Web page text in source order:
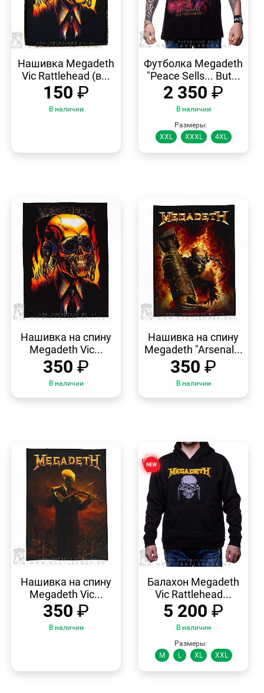
ПРОСМОТР
Нашивка Megadeth
Vic Rattlehead (в...
150 ₽
В наличии
ПРОСМОТР
Футболка Megadeth
"Peace Sells... But...
2 350 ₽
В наличии
Размеры:
XXL
XXXL 4XL
ПРОСМОТР
Нашивка на спину
Megadeth Vic...
350 ₽
В наличии
ПРОСМОТР
Нашивка на спину
Megadeth "Arsenal...
350 ₽
В наличии
ПРОСМОТР
Нашивка на спину
Megadeth Vic...
350 ₽
В наличии
ПРОСМОТР
Балахон Megadeth
Vic Rattlehead...
5 200 ₽
В наличии
Размеры:
M
L XL XXL